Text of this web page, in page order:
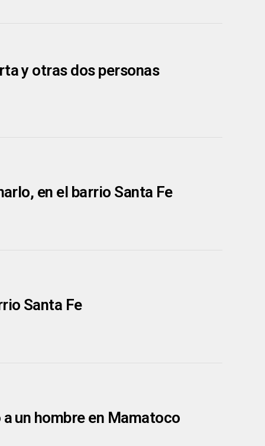
y otras dos personas
en el barrio Santa Fe
Santa Fe
un hombre en Mamatoco